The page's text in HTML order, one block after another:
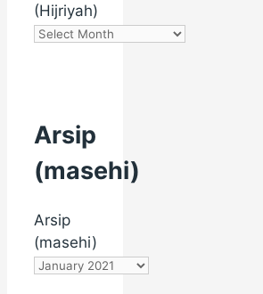
(Hijriyah)
Arsip
(masehi)
Arsip
(masehi)